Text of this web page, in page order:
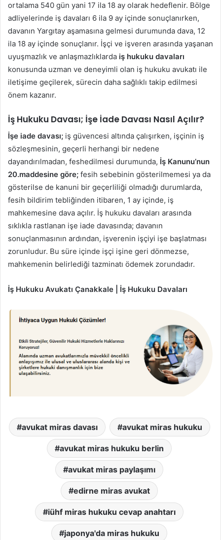
ortalama 540 gün yani 17 ila 18 ay olarak hedeflenir. Bölge
adliyelerinde iş davaları 6 ila 9 ay içinde sonuçlanırken,
davanın Yargıtay aşamasına gelmesi durumunda dava, 12
ila 18 ay içinde sonuçlanır. İşçi ve işveren arasında yaşanan
uyuşmazlık ve anlaşmazlıklarda iş hukuku davaları
konusunda uzman ve deneyimli olan iş hukuku avukatı ile
iletişime geçilerek, sürecin daha sağlıklı takip edilmesi
önem kazanır.
İş Hukuku Davası; İşe İade Davası Nasıl Açılır?
İşe iade davası; iş güvencesi altında çalışırken, işçinin iş
sözleşmesinin, geçerli herhangi bir nedene
dayandırılmadan, feshedilmesi durumunda, İş Kanunu’nun
20.maddesine göre; fesih sebebinin gösterilmemesi ya da
gösterilse de kanuni bir geçerliliği olmadığı durumlarda,
fesih bildirim tebliğinden itibaren, 1 ay içinde, iş
mahkemesine dava açılır. İş hukuku davaları arasında
sıklıkla rastlanan işe iade davasında; davanın
sonuçlanmasının ardından, işverenin işçiyi işe başlatması
zorunludur. Bu süre içinde işçi işine geri dönmezse,
mahkemenin belirlediği tazminatı ödemek zorundadır.
İş Hukuku Avukatı Çanakkale | İş Hukuku Davaları
avukat miras davası avukat miras hukuku
avukat miras hukuku berlin
avukat miras paylaşımı
edirne miras avukat
iühf miras hukuku cevap anahtarı
japonya'da miras hukuku